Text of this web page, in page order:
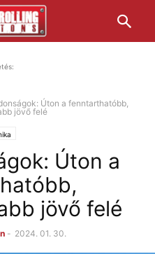
Úton a fenntarthatóbb,
jövő felé
Úton a
jövő felé
- 2024. 01. 30.